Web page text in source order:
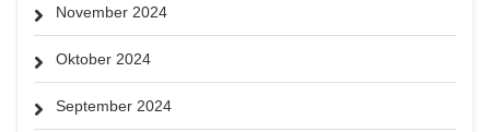
November 2024
Oktober 2024
September 2024